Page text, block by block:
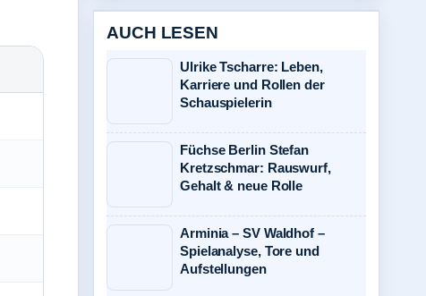
AUCH LESEN
Ulrike Tscharre: Leben,
Karriere und Rollen der
Schauspielerin
Füchse Berlin Stefan
Kretzschmar: Rauswurf,
Gehalt & neue Rolle
Arminia – SV Waldhof –
Spielanalyse, Tore und
Aufstellungen